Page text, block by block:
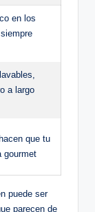
en los
a largo
que tu
gourmet
puede ser
parecen de